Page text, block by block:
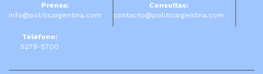
Prensa:
info@politicargentina.com
Consultas:
contacto@politicargentina.com
Teléfono:
5279-5700